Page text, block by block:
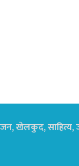
खेलकुद,